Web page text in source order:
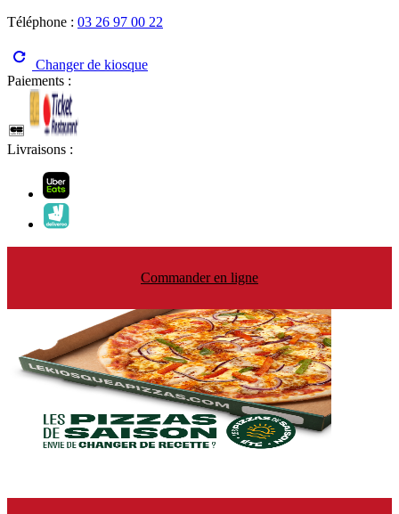
Téléphone : 03 26 97 00 22
Changer de kiosque
Paiements :
Livraisons :
Commander en ligne